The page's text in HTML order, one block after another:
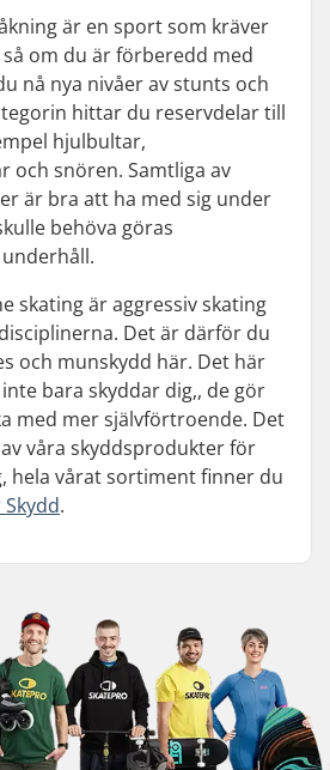
är en sport som kräver
så om du är förberedd med
nå nya nivåer av stunts och
hittar du reservdelar till
hjulbultar,
och snören. Samtliga av
är bra att ha med sig under
behöva göras
skating är aggressiv skating
Det är därför du
och munskydd här. Det här
bara skyddar dig,, de gör
med mer självförtroende. Det
våra skyddsprodukter för
hela vårat sortiment finner du
.